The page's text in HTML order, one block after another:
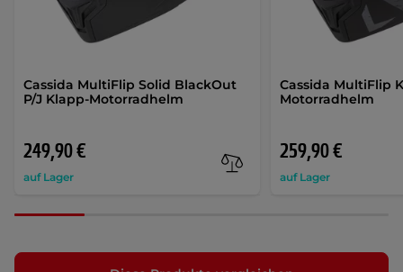
Cassida MultiFlip Solid BlackOut
P/J Klapp-Motorradhelm
249,90 €
auf Lager
Cassida MultiFlip
Motorradhelm
259,90 €
auf Lager